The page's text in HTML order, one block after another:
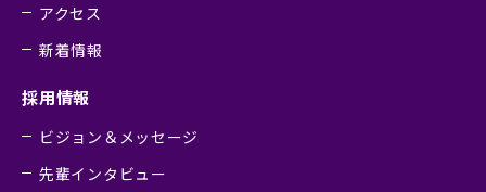
アクセス
新着情報
採用情報
ビジョン＆メッセージ
先輩インタビュー